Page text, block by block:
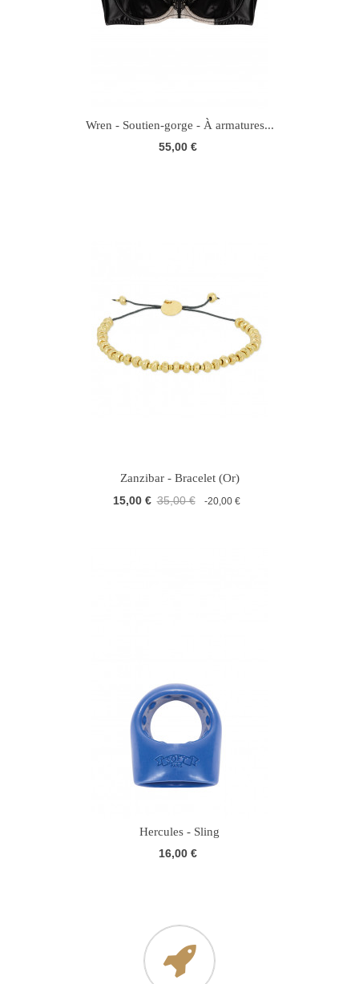
Wren - Soutien-gorge - À armatures...
55,00 €
Zanzibar - Bracelet (Or)
15,00 € 35,00 € -20,00 €
Hercules - Sling
16,00 €